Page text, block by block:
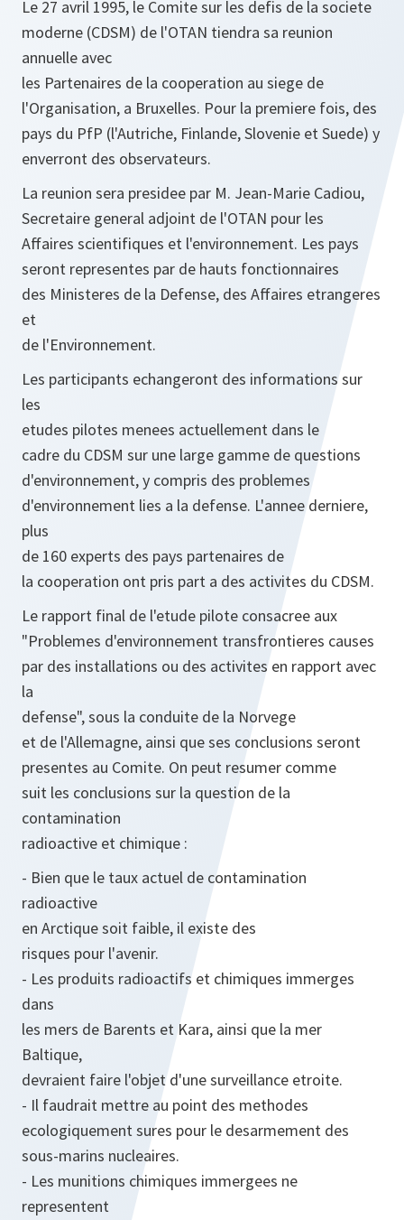
Le 27 avril 1995, le Comite sur les defis de la societe
moderne (CDSM) de l'OTAN tiendra sa reunion
annuelle avec
les Partenaires de la cooperation au siege de
l'Organisation, a Bruxelles. Pour la premiere fois, des
pays du PfP (l'Autriche, Finlande, Slovenie et Suede) y
enverront des observateurs.
La reunion sera presidee par M. Jean-Marie Cadiou,
Secretaire general adjoint de l'OTAN pour les
Affaires scientifiques et l'environnement. Les pays
seront representes par de hauts fonctionnaires
des Ministeres de la Defense, des Affaires etrangeres
et
de l'Environnement.
Les participants echangeront des informations sur
les
etudes pilotes menees actuellement dans le
cadre du CDSM sur une large gamme de questions
d'environnement, y compris des problemes
d'environnement lies a la defense. L'annee derniere,
plus
de 160 experts des pays partenaires de
la cooperation ont pris part a des activites du CDSM.
Le rapport final de l'etude pilote consacree aux
"Problemes d'environnement transfrontieres causes
par des installations ou des activites en rapport avec
la
defense", sous la conduite de la Norvege
et de l'Allemagne, ainsi que ses conclusions seront
presentes au Comite. On peut resumer comme
suit les conclusions sur la question de la
contamination
radioactive et chimique :
- Bien que le taux actuel de contamination
radioactive
en Arctique soit faible, il existe des
risques pour l'avenir.
- Les produits radioactifs et chimiques immerges
dans
les mers de Barents et Kara, ainsi que la mer
Baltique,
devraient faire l'objet d'une surveillance etroite.
- Il faudrait mettre au point des methodes
ecologiquement sures pour le desarmement des
sous-marins nucleaires.
- Les munitions chimiques immergees ne
representent